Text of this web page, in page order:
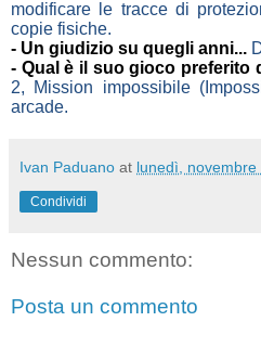
modificare le tracce di
copie fisiche.
- Un giudizio su quegli anni...
- Qual è il suo gioco preferito
2,
Mission
impossibile
arcade.
Ivan Paduano at lunedì, novembre
Condividi
Nessun commento:
Posta un commento